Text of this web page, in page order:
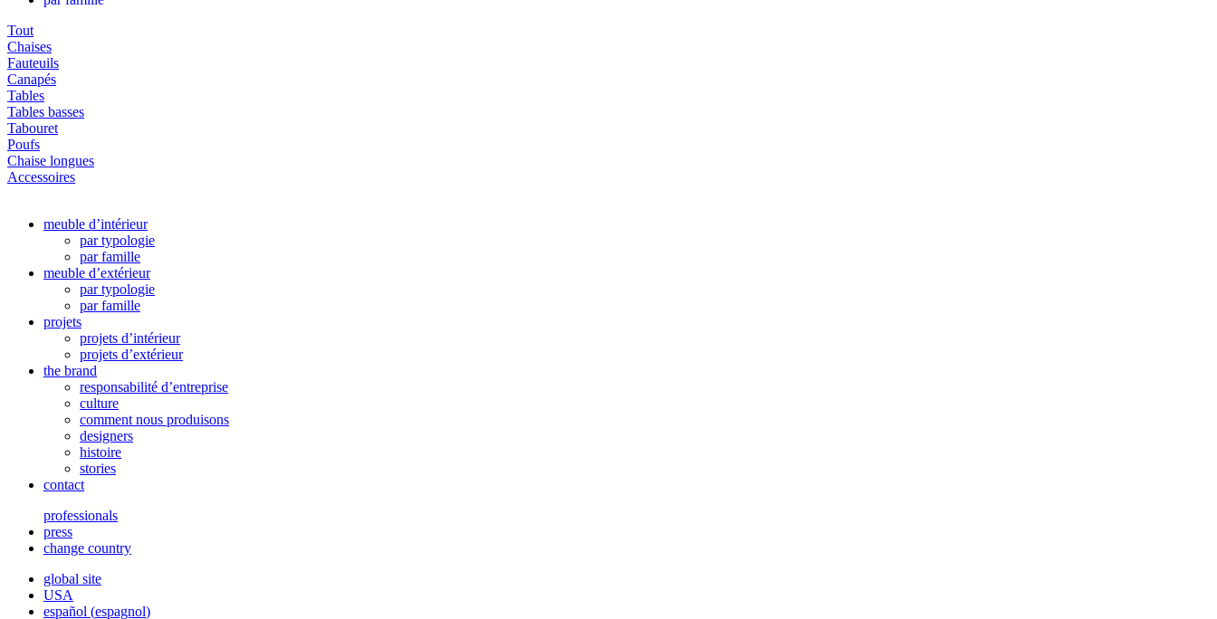
Tout
Chaises
Fauteuils
Canapés
Tables
Tables basses
Tabouret
Poufs
Chaise longues
Accessoires
meuble d’intérieur
par typologie
par famille
meuble d’extérieur
par typologie
par famille
projets
projets d’intérieur
projets d’extérieur
the brand
responsabilité d’entreprise
culture
comment nous produisons
designers
histoire
stories
contact
professionals
press
change country
global site
USA
español (espagnol)